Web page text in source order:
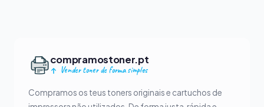
compramostoner.pt
Vender toner de forma simples
Compramos os teus toners originais e cartuchos de